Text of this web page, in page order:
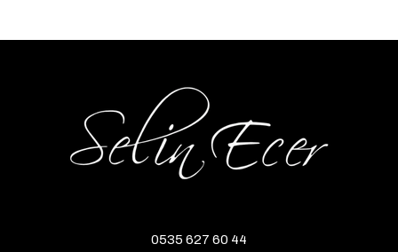
0535 627 60 44